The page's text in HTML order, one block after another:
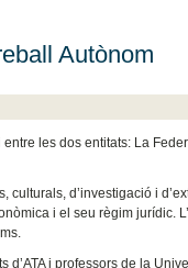
Autònom
les dos entitats: La
d’investigació i
i el seu règim jurídic.
i professors de la